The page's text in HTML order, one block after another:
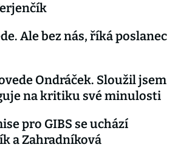
Ale bez nás, říká poslanec
Ondráček. Sloužil jsem
na kritiku své minulosti
pro GIBS se uchází
a Zahradníková